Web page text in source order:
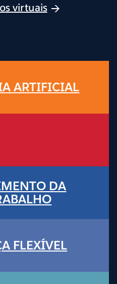
virtuais
ARTIFICIAL
DA
FLEXÍVEL